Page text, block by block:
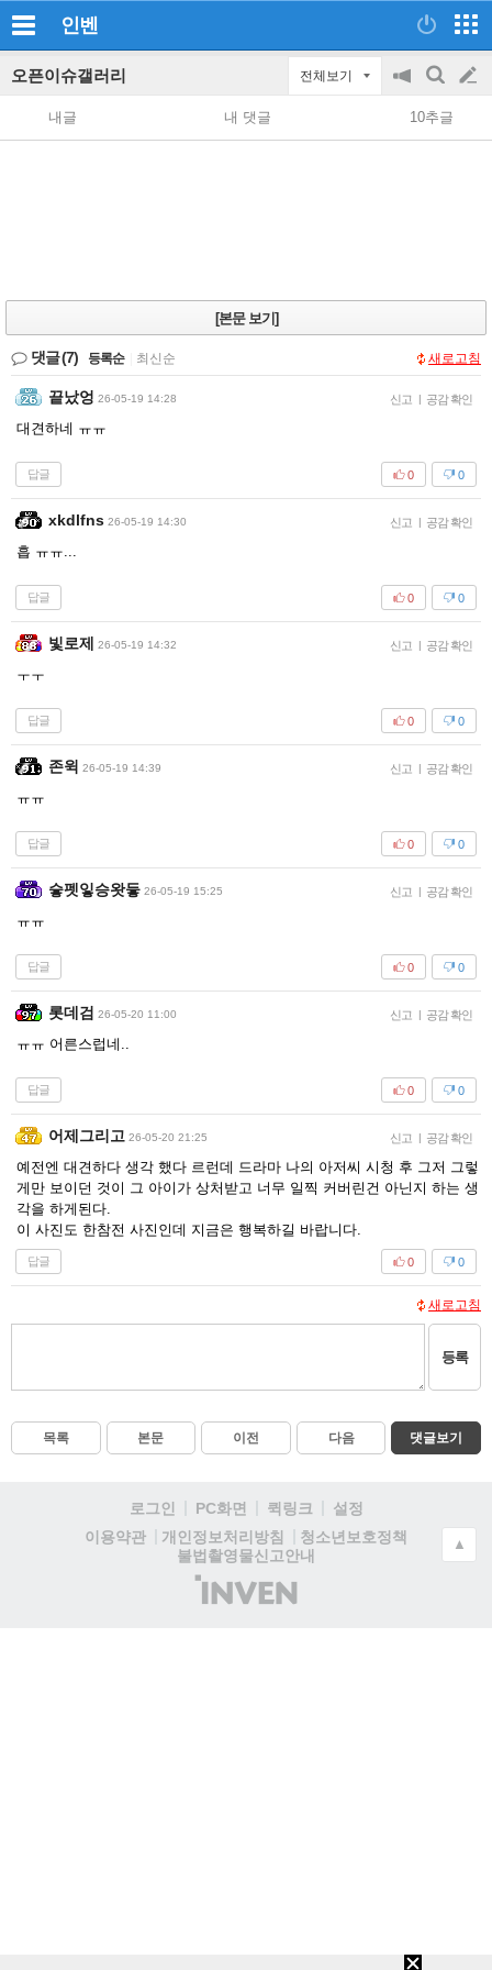
인벤
오픈이슈갤러리 전체보기
공
지
on/off
검
색
글
쓰
내글 내 댓글 10추글
[본문 보기]
댓글(7) 등록순 최신순 새로고침
끝났엉 26-05-19 14:28 신고 | 공감 확인
대견하네 ㅠㅠ
답글 0
0
xkdlfns 26-05-19 14:30 신고 | 공감 확인
흡 ㅠㅠ...
답글 0
0
빛로제 26-05-19 14:32 신고 | 공감 확인
ㅜㅜ
답글 0
0
존윅 26-05-19 14:39 신고 | 공감 확인
ㅠㅠ
답글 0
0
슿펫잏승왓듷 26-05-19 15:25 신고 | 공감 확인
ㅠㅠ
답글 0
0
롯데검 26-05-20 11:00 신고 | 공감 확인
ㅠㅠ 어른스럽네..
답글 0
0
어제그리고 26-05-20 21:25 신고 | 공감 확인
예전엔 대견하다 생각 했다 르런데 드라마 나의 아저씨 시청 후 그저 그렇
게만 보이던 것이 그 아이가 상처받고 너무 일찍 커버린건 아닌지 하는 생
각을 하게된다.
이 사진도 한참전 사진인데 지금은 행복하길 바랍니다.
답글 0
0
새로고침
등록
목록 본문 이전 다음 댓글보기
로그인 PC화면 퀵링크
설정
이용약관
개인정보처리방침
청소년보호정책
불법촬영물신고안내
(주)
인
▲